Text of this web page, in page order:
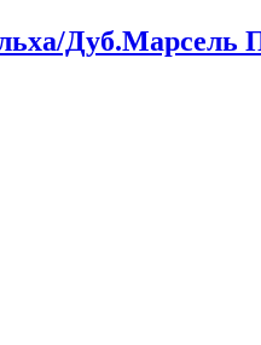
Дуб.Марсель